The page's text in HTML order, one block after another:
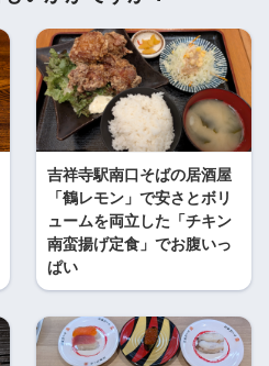
吉祥寺駅南口そばの居酒屋
「鶴レモン」で安さとボリ
ュームを両立した「チキン
南蛮揚げ定食」でお腹いっ
ぱい